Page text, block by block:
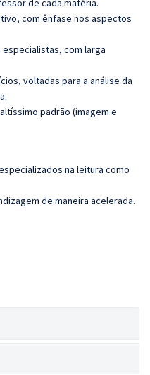
de cada matéria.
com ênfase nos aspectos
com larga
voltadas para a análise da
padrão (imagem e
na leitura como
de maneira acelerada.